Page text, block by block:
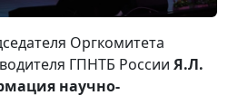
Оргкомитета
ГПНТБ России Я.Л.
научно-